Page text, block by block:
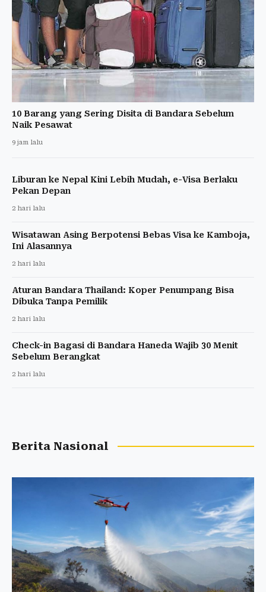
10 Barang yang Sering Disita di Bandara Sebelum
Naik Pesawat
9 jam lalu
Liburan ke Nepal Kini Lebih Mudah, e-Visa Berlaku
Pekan Depan
2 hari lalu
Wisatawan Asing Berpotensi Bebas Visa ke Kamboja,
Ini Alasannya
2 hari lalu
Aturan Bandara Thailand: Koper Penumpang Bisa
Dibuka Tanpa Pemilik
2 hari lalu
Check-in Bagasi di Bandara Haneda Wajib 30 Menit
Sebelum Berangkat
2 hari lalu
Berita Nasional